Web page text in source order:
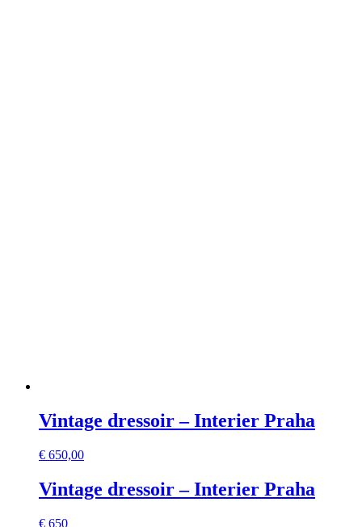
Vintage dressoir – Interier Praha
€ 650,00
Vintage dressoir – Interier Praha
€ 650